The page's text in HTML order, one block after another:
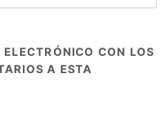
CON LOS
A ESTA